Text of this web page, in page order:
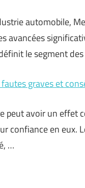
automobile,
avancées
le segment
graves et
peut avoir un
confiance en eux.
…